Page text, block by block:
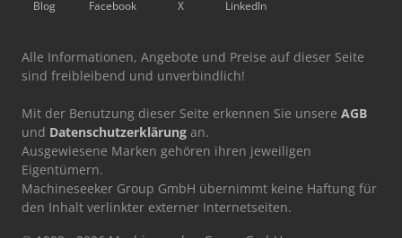
Blog Facebook X LinkedIn
Alle Informationen, Angebote und Preise auf dieser Seite
sind freibleibend und unverbindlich!
Mit der Benutzung dieser Seite erkennen Sie unsere AGB
und Datenschutzerklärung an.
Ausgewiesene Marken gehören ihren jeweiligen
Eigentümern.
Machineseeker Group GmbH übernimmt keine Haftung für
den Inhalt verlinkter externer Internetseiten.